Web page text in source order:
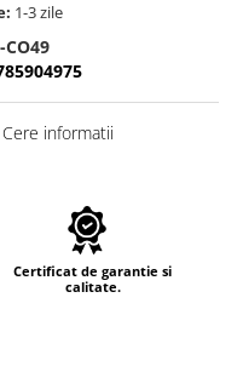
1-3 zile
CO49
informatii
Certificat de garantie si
calitate.